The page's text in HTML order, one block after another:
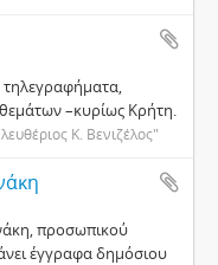
τηλεγραφήματα,
–κυρίως Κρήτη.
Κ. Βενιζέλος"
προσωπικού
έγγραφα δημόσιου